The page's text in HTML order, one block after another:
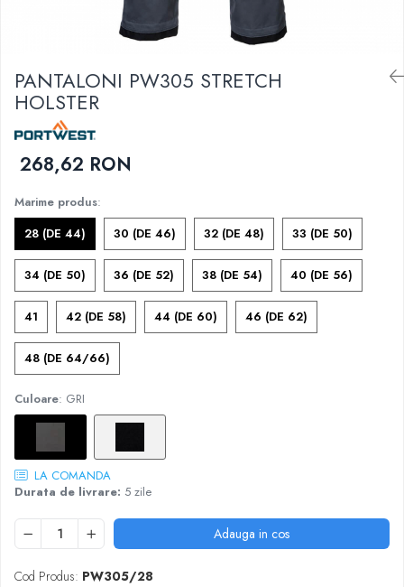
JACHETE DE LUCRU
JACHETE VATUITE
INDUSTRIA ALIMENTARA
GENUNCHIERE
IMBRACAMINTE ANTICHIMICA |
CAMASI
FESURI, SEPCI, CAPISOANE
FLEECE
HANORACE
PANTALONI PW305 STRETCH
HOLSTER
268,62 RON
Marime produs:
28 (DE 44)
30 (DE 46) 32 (DE 48) 33 (DE 50)
34 (DE 50) 36 (DE 52) 38 (DE 54) 40 (DE 56)
41 42 (DE 58) 44 (DE 60) 46 (DE 62)
48 (DE 64/66)
Culoare: GRI
LA COMANDA
Durata de livrare: 5 zile
Adauga in cos
Cod Produs: PW305/28